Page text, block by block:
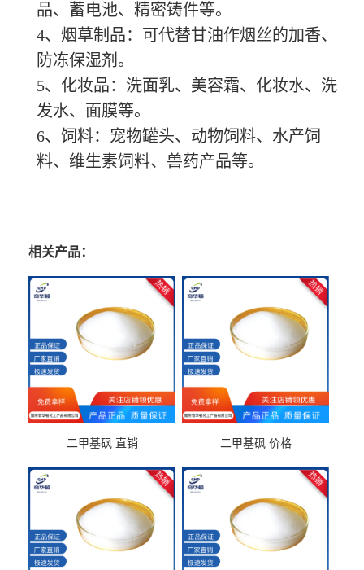
品、蓄电池、精密铸件等。
4、烟草制品：可代替甘油作烟丝的加香、
防冻保湿剂。
5、化妆品：洗面乳、美容霜、化妆水、洗
发水、面膜等。
6、饲料：宠物罐头、动物饲料、水产饲
料、维生素饲料、兽药产品等。
相关产品：
二甲基砜 直销 二甲基砜 价格